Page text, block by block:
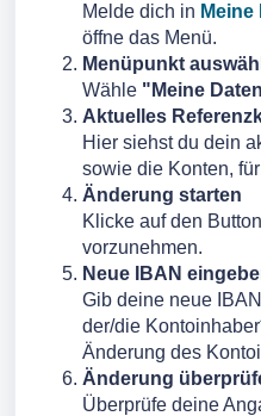
Melde dich in
öffne das Menü.
Menüpunkt
Wähle "Meine
Aktuelles
Hier siehst du dein
sowie die Konten,
Änderung starten
Klicke auf den Button
vorzunehmen.
Neue IBAN
Gib deine neue
der/die
Änderung des
Änderung
Überprüfe deine